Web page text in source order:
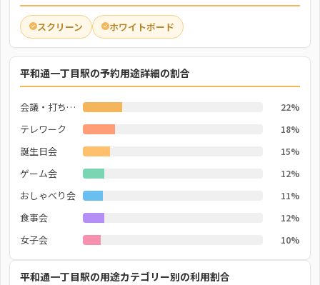
スクリーン ホワイトボード
平和通一丁目駅の予約用途詳細の割合
会議・打ち合わせ 22%
テレワーク 18%
誕生日会 15%
ゲーム会 12%
おしゃべり会 11%
食事会 12%
女子会 10%
平和通一丁目駅の用途カテゴリー別の利用割合